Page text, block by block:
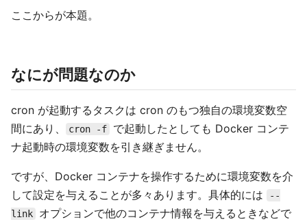
ここからが本題。
なにが問題なのか
cron が起動するタスクは cron のもつ独自の環境変数空
間にあり、
cron -f
で起動したとしても Docker コンテ
ナ起動時の環境変数を引き継ぎません。
ですが、Docker コンテナを操作するために環境変数を介
して設定を与えることが多々あります。具体的には
--
link
オプションで他のコンテナ情報を与えるときなどで